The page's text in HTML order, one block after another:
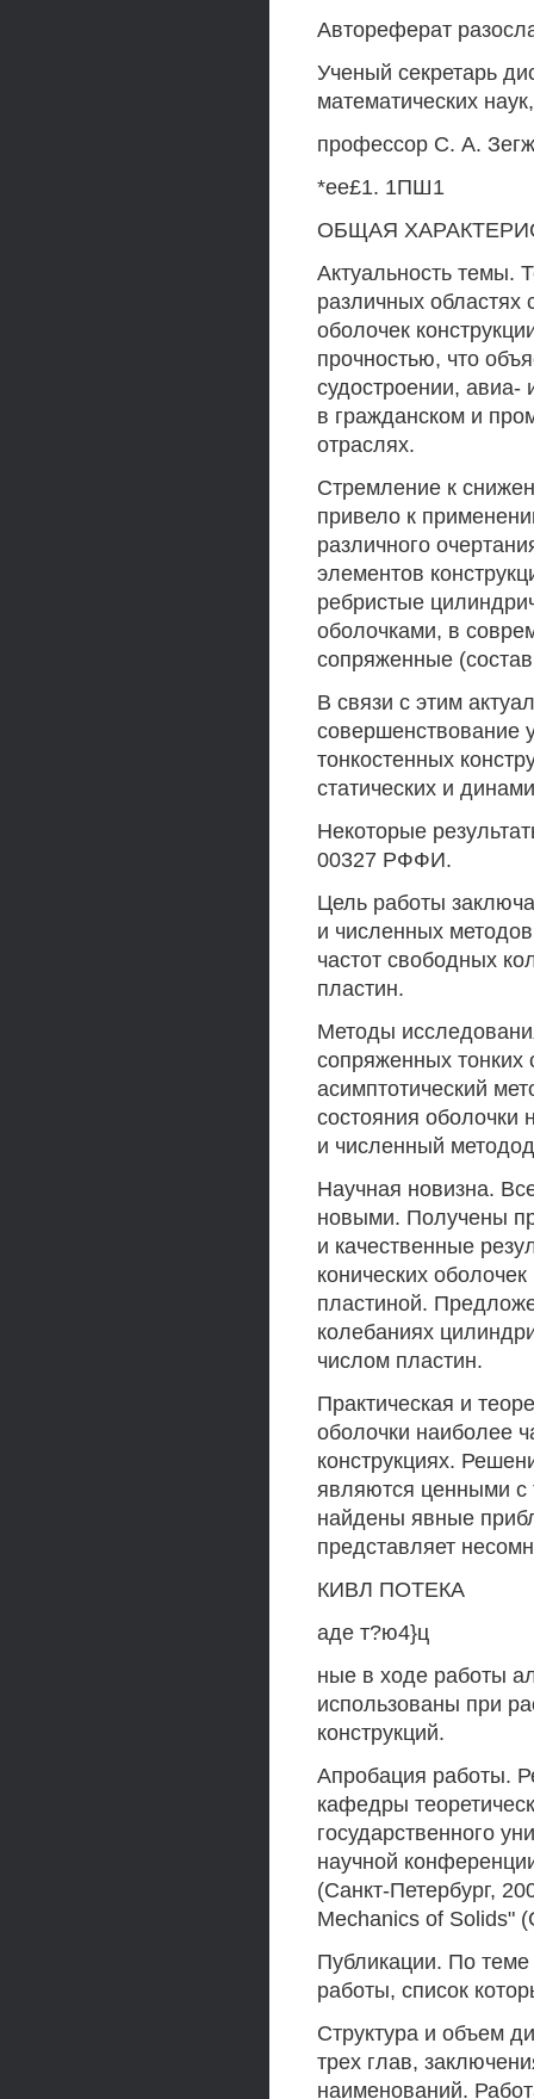
Автореферат
Ученый секретарь
математических наук,
профессор С. А.
*ее£1. 1ПШ1
ОБЩАЯ
Актуальность темы.
различных областях
оболочек
прочностью, что
судостроении, авиа-
в гражданском и
отраслях.
Стремление к
привело к
различного
элементов
ребристые
оболочками, в
сопряженные
В связи с этим
совершенствование
тонкостенных
статических и
Некоторые
00327 РФФИ.
Цель работы
и численных
частот свободных
пластин.
Методы
сопряженных тонких
асимптотический
состояния оболочки
и численный
Научная новизна.
новыми. Получены
и качественные
конических
пластиной.
колебаниях
числом пластин.
Практическая и
оболочки наиболее
конструкциях.
являются ценными с
найдены явные
представляет
КИВЛ ПОТЕКА
аде т?ю4}ц
ные в ходе работы
использованы при
конструкций.
Апробация работы.
кафедры
государственного
научной
(Санкт-Петербург,
Mechanics of Solids"
Публикации. По теме
работы, список
Структура и объем
трех глав,
наименований.